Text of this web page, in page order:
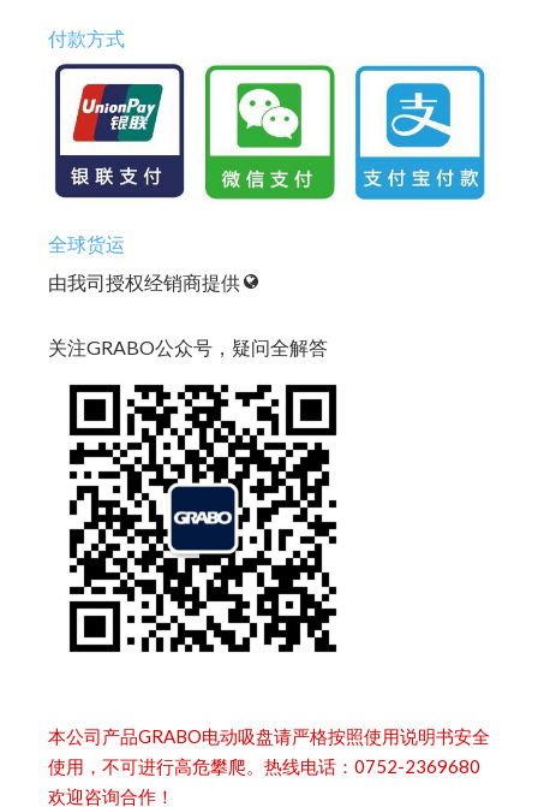
付款方式
全球货运
由我司授权经销商提供
关注GRABO公众号，疑问全解答
本公司产品GRABO电动吸盘请严格按照使用说明书安全
使用，不可进行高危攀爬。热线电话：0752-2369680
欢迎咨询合作！